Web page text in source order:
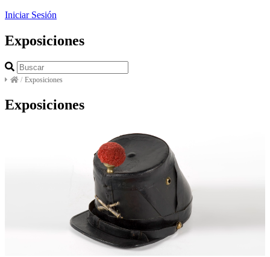
Iniciar Sesión
Exposiciones
/ Exposiciones
Exposiciones